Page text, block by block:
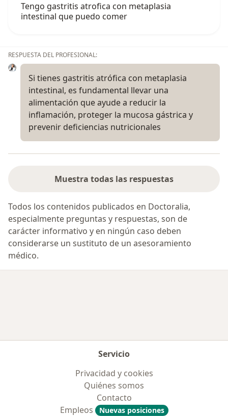
Tengo gastritis atrofica con metaplasia
intestinal que puedo comer
RESPUESTA DEL PROFESIONAL:
Si tienes gastritis atrófica con metaplasia
intestinal, es fundamental llevar una
alimentación que ayude a reducir la
inflamación, proteger la mucosa gástrica y
prevenir deficiencias nutricionales
Muestra todas las respuestas
Todos los contenidos publicados en Doctoralia,
especialmente preguntas y respuestas, son de
carácter informativo y en ningún caso deben
considerarse un sustituto de un asesoramiento
médico.
Servicio
Privacidad y cookies
Quiénes somos
Contacto
Empleos
Nuevas posiciones